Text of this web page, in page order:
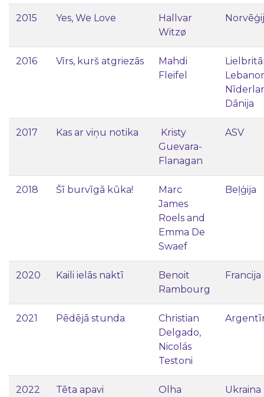
2015 Yes, We Love
Hallvar
Witzø
2016 Vīrs, kurš atgriezās
Mahdi
Fleifel
Dānija
2017 Kas ar viņu notika
Kristy
Guevara-
Flanagan
ASV
2018 Šī burvīgā kūka!
Marc
James
Roels and
Emma De
Swaef
Beļģija
2020 Kaili ielās naktī
Benoit
Rambourg
Francija
2021 Pēdējā stunda
Christian
Delgado,
Nicolás
Testoni
2022 Tēta apavi
Olha
Ukraina